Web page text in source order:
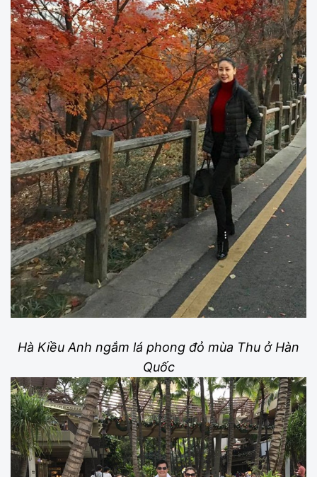
Hà Kiều Anh ngắm lá phong đỏ mùa Thu ở Hàn
Quốc